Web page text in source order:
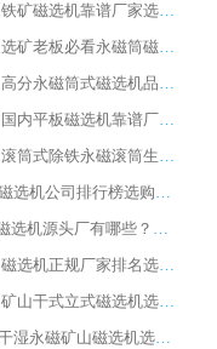
2026 铁矿磁选机靠谱厂家选购指南，领域强者华体会手机网页版-华体会(中国) 铁矿磁选机性价比高
2026 选矿老板必看永磁筒磁选机推荐 行业头部品牌口碑设备选购全攻略
2026 高分永磁筒式磁选机品牌推荐 选矿设备强者对比测评采购避坑全攻略
2026 国内平板磁选机靠谱厂家排名 行业实测口碑设备按需选购全指南
2026 滚筒式除铁永磁滚筒生产厂家推荐排名|行业口碑选购指南，领域强者源头厂商精选
2026磁选机公司排行榜选购指南|正规源头厂家推荐，领域强者高性价比靠谱信赖品牌
国内磁选机源头厂有哪些？2026 综合实力排名与采购避坑技巧
2026 磁选机正规厂家排名选购指南|行业口碑信赖品牌推荐性价比高靠谱磁电企业
2026 矿山干式立式磁选机选型攻略 梳理深耕磁电装备多年靠谱生产厂商
2026干湿永磁矿山磁选机选型攻略 优质生产厂家排名 选矿领域高口碑品牌推荐指南